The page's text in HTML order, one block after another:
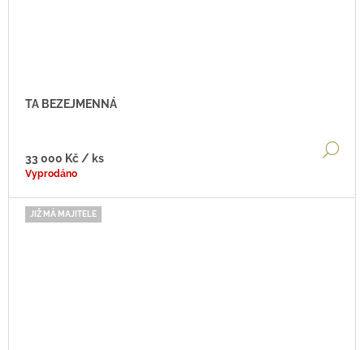
TA BEZEJMENNÁ
33 000 Kč / ks
Vyprodáno
JIŽ MÁ MAJITELE